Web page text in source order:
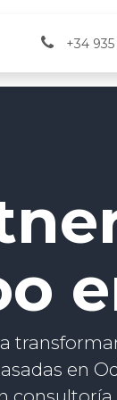
+34
en